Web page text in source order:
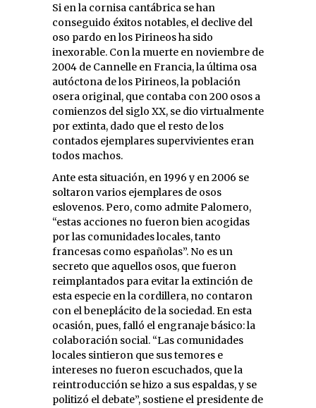
Si en la cornisa cantábrica se han
conseguido éxitos notables, el declive del
oso pardo en los Pirineos ha sido
inexorable. Con la muerte en noviembre de
2004 de Cannelle en Francia, la última osa
autóctona de los Pirineos, la población
osera original, que contaba con 200 osos a
comienzos del siglo XX, se dio virtualmente
por extinta, dado que el resto de los
contados ejemplares supervivientes eran
todos machos.
Ante esta situación, en 1996 y en 2006 se
soltaron varios ejemplares de osos
eslovenos. Pero, como admite Palomero,
“estas acciones no fueron bien acogidas
por las comunidades locales, tanto
francesas como españolas”. No es un
secreto que aquellos osos, que fueron
reimplantados para evitar la extinción de
esta especie en la cordillera, no contaron
con el beneplácito de la sociedad. En esta
ocasión, pues, falló el engranaje básico: la
colaboración social. “Las comunidades
locales sintieron que sus temores e
intereses no fueron escuchados, que la
reintroducción se hizo a sus espaldas, y se
politizó el debate”, sostiene el presidente de